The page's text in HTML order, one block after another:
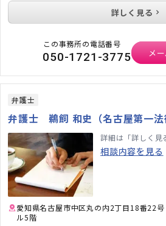
詳しく見る
この事務所の電話番号
050-1721-3775 メ
弁護士
弁護士 鵜飼 和史（名古屋第一法
詳細は「詳しく見
相談内容を見る
愛知県名古屋市中区丸の内2丁目18番22
ル5階